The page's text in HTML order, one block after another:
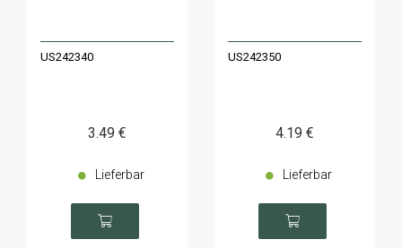
US242340
3.49 €
Lieferbar
US242350
4.19 €
Lieferbar